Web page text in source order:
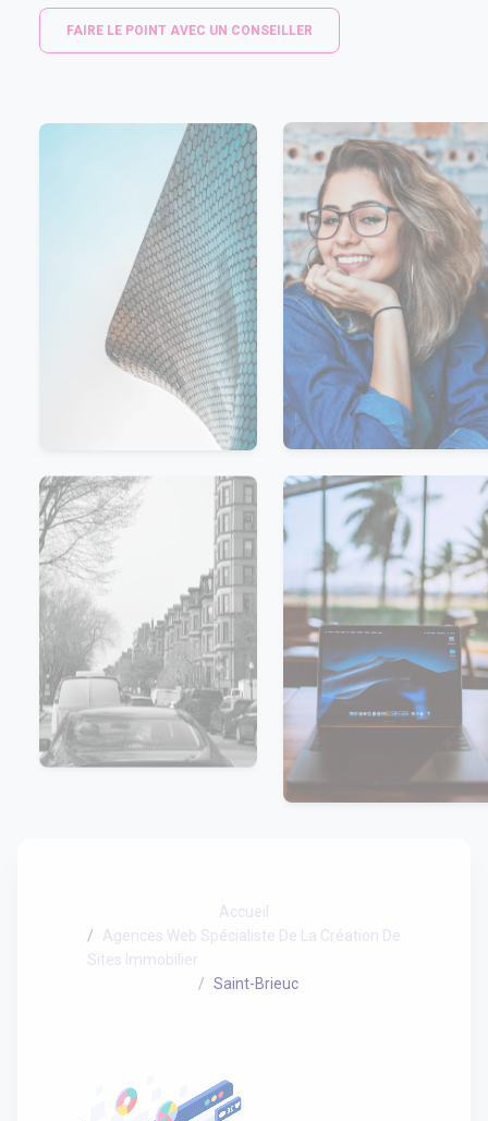
FAIRE LE POINT AVEC UN CONSEILLER
Accueil
Agences Web Spécialiste De La Création De
Sites Immobilier
Saint-Brieuc